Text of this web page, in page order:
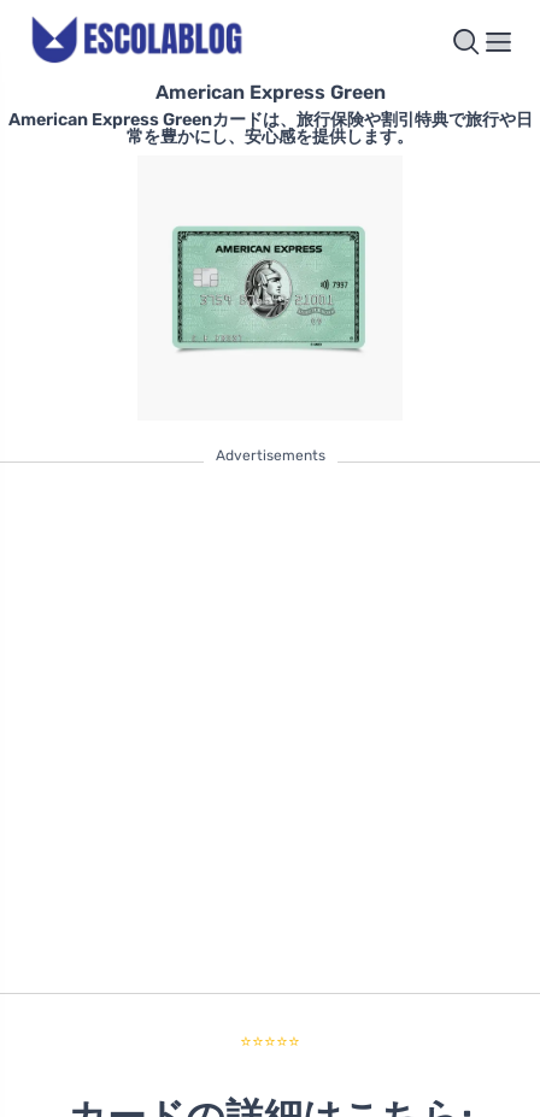
American Express Green
American Express Greenカードは、旅行保険や割引特典で旅行や日
常を豊かにし、安心感を提供します。
Advertisements
⭐⭐⭐⭐⭐